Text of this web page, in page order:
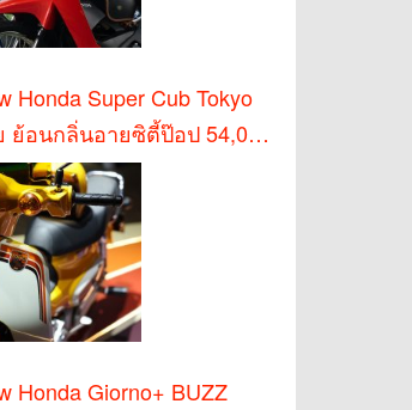
Honda Super Cub Tokyo
ย้อนกลิ่นอายซิตี้ป๊อป 54,000
Honda Giorno+ BUZZ